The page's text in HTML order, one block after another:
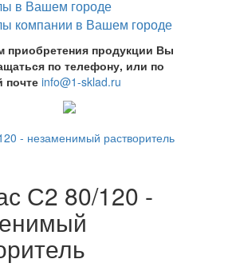
приобретения продукции Вы
по телефону, или по
почте info@1-sklad.ru
- незаменимый растворитель
С2 80/120 -